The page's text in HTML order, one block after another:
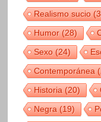
Realismo sucio
Humor(28)
Sexo(24)
Contemporánea
Historia(20)
Negra(19)